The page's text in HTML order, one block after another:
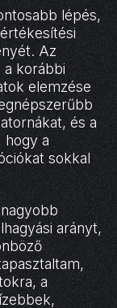
lépés,
Az
a korábbi
elemzése
és a
hogy a
sokkal
arányt,
a